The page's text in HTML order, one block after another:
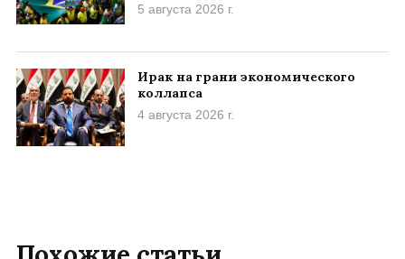
5 августа 2026 г.
Ирак на грани экономического
коллапса
4 августа 2026 г.